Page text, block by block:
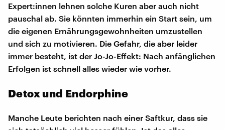
Expert:innen lehnen solche Kuren aber auch nicht
pauschal ab. Sie könnten immerhin ein Start sein, um
die eigenen Ernährungsgewohnheiten umzustellen
und sich zu motivieren. Die Gefahr, die aber leider
immer besteht, ist der Jo-Jo-Effekt: Nach anfänglichen
Erfolgen ist schnell alles wieder wie vorher.
Detox und Endorphine
Manche Leute berichten nach einer Saftkur, dass sie